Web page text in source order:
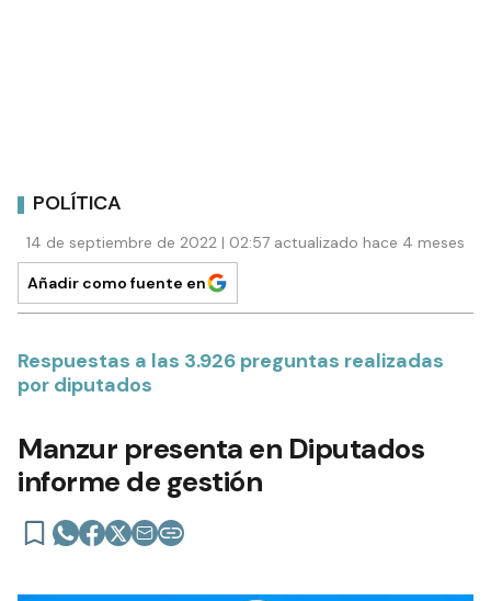
POLÍTICA
14 de septiembre de 2022 | 02:57 actualizado hace 4 meses
Añadir como fuente en
Respuestas a las 3.926 preguntas realizadas
por diputados
Manzur presenta en Diputados
informe de gestión